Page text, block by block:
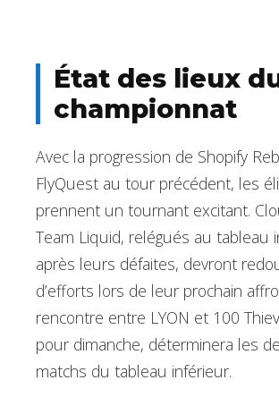
État des lieux
championnat
Avec la progression de Shopify
FlyQuest au tour précédent, les
prennent un tournant excitant.
Team Liquid, relégués au tableau
après leurs défaites, devront
d’efforts lors de leur prochain
rencontre entre LYON et 100
pour dimanche, déterminera les
matchs du tableau inférieur.